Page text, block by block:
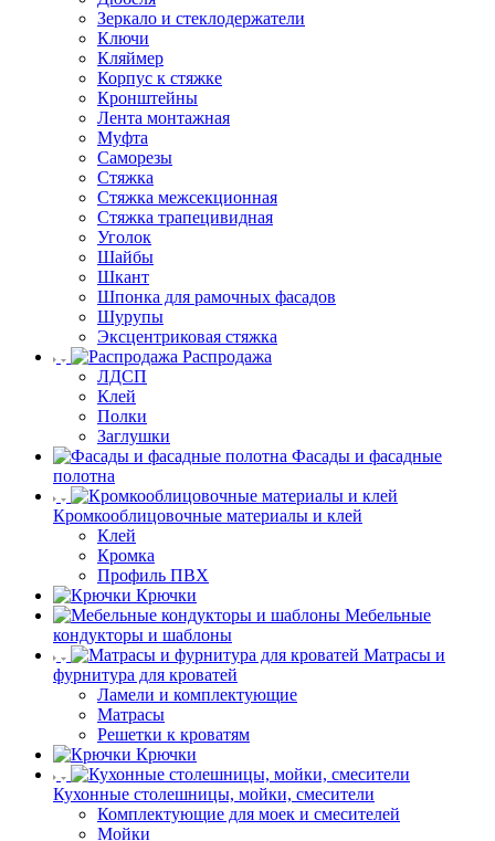
Зеркало и стеклодержатели
Ключи
Кляймер
Корпус к стяжке
Кронштейны
Лента монтажная
Муфта
Саморезы
Стяжка
Стяжка межсекционная
Стяжка трапецивидная
Уголок
Шайбы
Шкант
Шпонка для рамочных фасадов
Шурупы
Эксцентриковая стяжка
Распродажа
ЛДСП
Клей
Полки
Заглушки
Фасады и фасадные
полотна
Кромкооблицовочные материалы и клей
Клей
Кромка
Профиль ПВХ
Крючки
Мебельные
кондукторы и шаблоны
Матрасы и
фурнитура для кроватей
Ламели и комплектующие
Матрасы
Решетки к кроватям
Крючки
Кухонные столешницы, мойки, смесители
Комплектующие для моек и смесителей
Мойки